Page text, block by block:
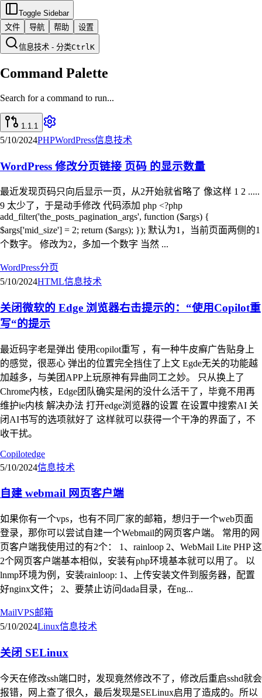
Toggle Sidebar
文件
导航 帮助 设置
信息技术 - 分类CtrlK
Command Palette
Search for a command to run...
1.1.1
5/10/2024PHPWordPress信息技术
WordPress 修改分页链接 页码 的显示数量
最近发现页码只向后显示一页，从2开始就省略了 像这样 1 2 .....
9 太少了，于是动手修改 代码添加 php <?php
add_filter('the_posts_pagination_args', function ($args) {
$args['mid_size'] = 2; return ($args); }); 默认为1，当前页面两侧的1
个数字。 修改为2，多加一个数字 当然 ...
WordPress分页
5/10/2024HTML信息技术
关闭微软的 Edge 浏览器右击提示的：“使用Copilot重
写“的提示
最近码字老是弹出 使用copilot重写 ，有一种牛皮癣广告贴身上
的感觉，很恶心 弹出的位置完全挡住了上文 Egde无关的功能越
加越多，与美团APP上玩原神有异曲同工之妙。 只从换上了
Chrome内核，Edge团队确实是闲的没什么活干了，毕竟不用再
维护ie内核 解决办法 打开edge浏览器的设置 在设置中搜索AI 关
闭AI书写的选项就好了 这样就可以获得一个干净的界面了，不
收干扰。
Copilotedge
5/10/2024信息技术
自建 webmail 网页客户端
如果你有一个vps，也有不同厂家的邮箱，想归于一个web页面
登录，那你可以尝试自建一个Webmail的网页客户端。 常用的网
页客户端我使用过的有2个： 1、rainloop 2、WebMail Lite PHP 这
2个网页客户端基本相似，安装有php环境基本就可以用了。 以
lnmp环境为例，安装rainloop: 1、上传安装文件到服务器，配置
好nginx文件； 2、要禁止访问dada目录，在ng...
MailVPS邮箱
5/10/2024Linux信息技术
关闭 SELinux
今天在修改ssh端口时，发现竟然修改不了，修改后重启sshd就会
报错，网上查了很久，最后发现是SELinux启用了造成的。所以